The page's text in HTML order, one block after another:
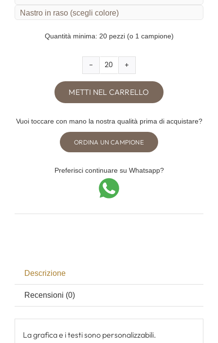
Nastro in raso (scegli colore)
Quantità minima: 20 pezzi (o 1 campione)
Sibilla
Libretto
Messa
quantità
METTI NEL CARRELLO
Vuoi toccare con mano la nostra qualità prima di acquistare?
ORDINA UN CAMPIONE
Preferisci continuare su Whatsapp?
Descrizione
Recensioni (0)
La grafica e i testi sono personalizzabili.